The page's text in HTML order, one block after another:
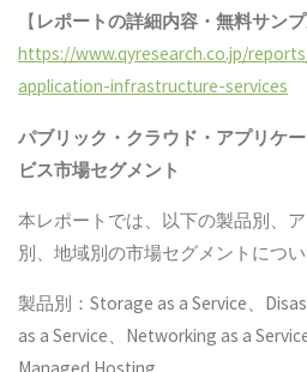
【 レポートの詳細内容・無料サン
https://www.qyresearch.co.jp/
application-infrastructure-services
パブリック・クラウド・アプリケ
ビス市場セグメント
本レポートでは、以下の製品別、
別、地域別の市場セグメントについ
製品別：Storage as a Service、
as a Service、Networking as a